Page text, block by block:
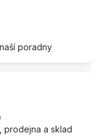
poradny
prodejna a sklad